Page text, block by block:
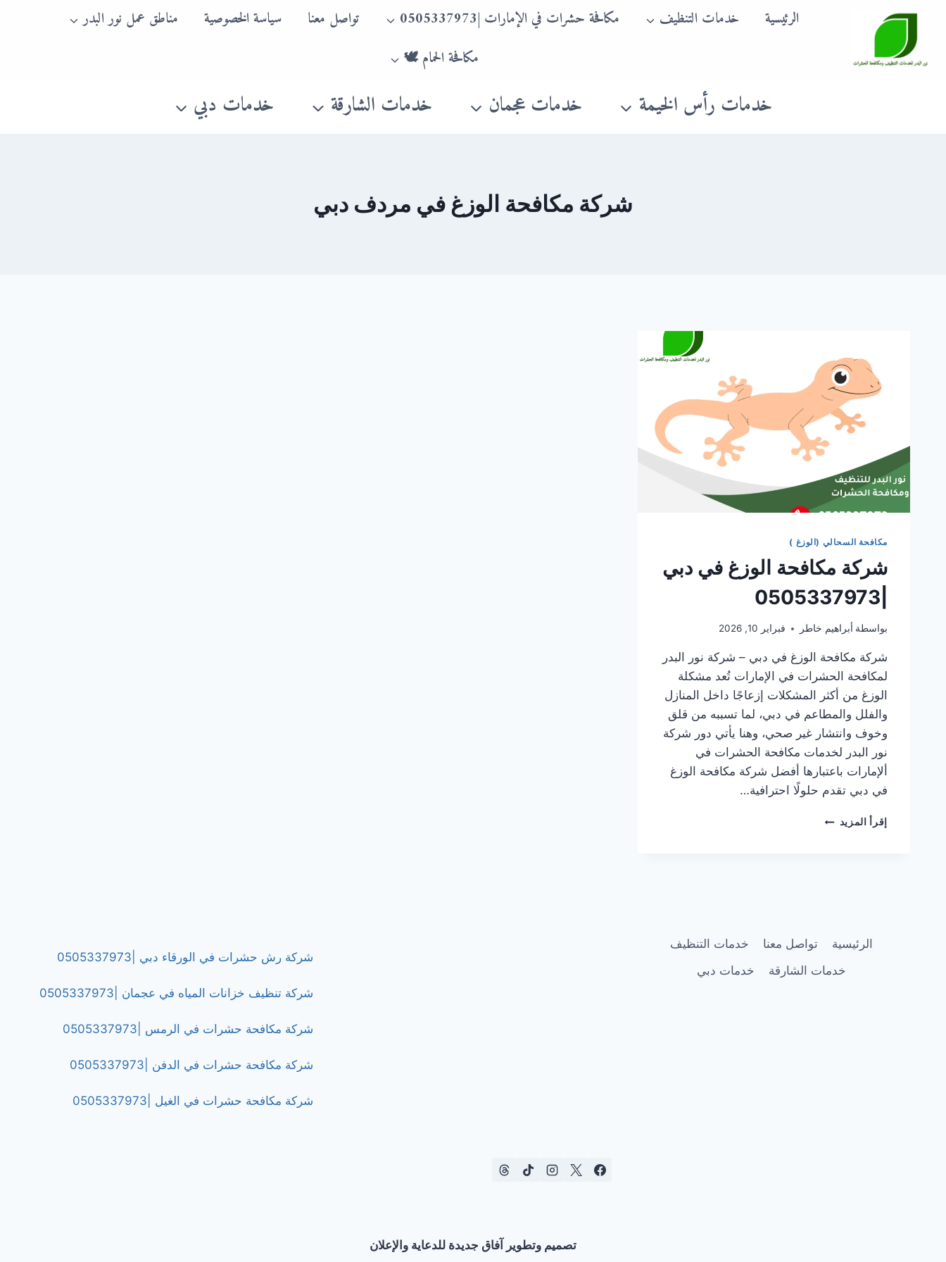
المحتوى
الرئيسية خدمات التنظيف مكافحة حشرات في الإمارات |0505337973 تواصل معنا سياسة الخصوصية
مناطق عمل نور البدر
مكافحة الحمام 🕊
خدمات رأس الخيمة خدمات عجمان خدمات الشارقة خدمات دبي
شركة مكافحة الوزغ في مردف دبي
مكافحة السحالي (الوزغ )
شركة مكافحة الوزغ في دبي
بواسطة أبراهيم خاطر فبراير 10, 2026
شركة مكافحة الوزغ في دبي – شركة نور البدر
لمكافحة الحشرات في الإمارات تُعد مشكلة
الوزغ من أكثر المشكلات إزعاجًا داخل المنازل
والفلل والمطاعم في دبي، لما تسببه من قلق
وخوف وانتشار غير صحي، وهنا يأتي دور شركة
نور البدر لخدمات مكافحة الحشرات في
ألإمارات باعتبارها أفضل شركة مكافحة الوزغ
في دبي تقدم حلولًا احترافية…
إقرأ المزيد شركة
الرئيسية تواصل معنا
خدمات التنظيف
خدمات الشارقة
خدمات دبي
شركة رش حشرات في الورقاء دبي |0505337973
شركة تنظيف خزانات المياه في عجمان |0505337973
شركة مكافحة حشرات في الرمس |0505337973
شركة مكافحة حشرات في الدفن |0505337973
شركة مكافحة حشرات في الغيل |0505337973
تصميم وتطوير آفاق جديدة للدعاية والإعلان